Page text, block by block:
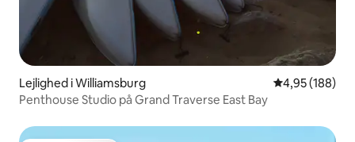
Lejlighed i Williamsburg 4,95 ud af 5 i
4,95 (188)
Penthouse Studio på Grand Traverse East Bay